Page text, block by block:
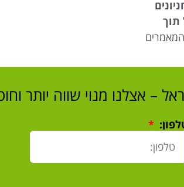
תוך
– אצלנו מנוי שווה יותר